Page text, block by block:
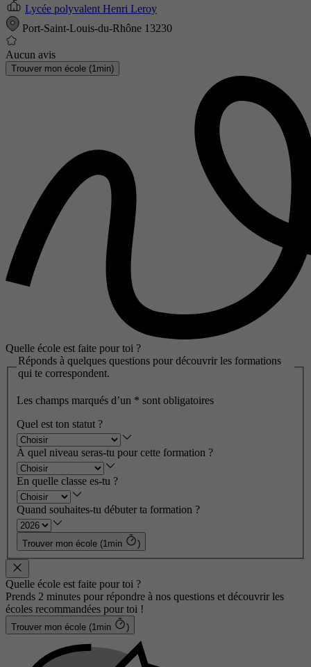
Lycée polyvalent Henri Leroy
Port-Saint-Louis-du-Rhône 13230
Aucun avis
Trouver mon école (1min)
Quelle école est faite pour toi ?
Réponds à quelques questions pour découvrir les formations
qui te correspondent.
Les champs marqués d’un * sont obligatoires
Quel est ton statut ?
À quel niveau seras-tu pour cette formation ?
En quelle classe es-tu ?
Quand souhaites-tu débuter ta formation ?
Trouver mon école (1min )
Quelle école est faite pour toi ?
Prends 2 minutes pour répondre à nos questions et découvrir les
écoles recommandées pour toi !
Trouver mon école (1min )